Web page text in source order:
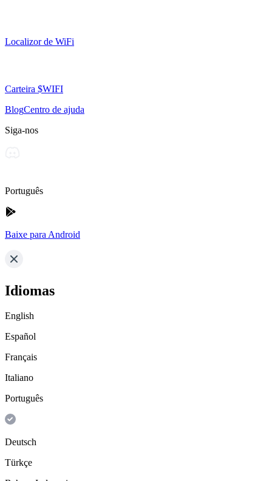
Localizor de WiFi
Carteira $WIFI
BlogCentro de ajuda
Siga-nos
Português
Baixe para Android
Idiomas
English
Español
Français
Italiano
Português
Deutsch
Türkçe